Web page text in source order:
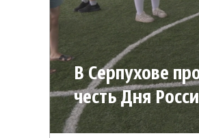
В Серпухове
честь Дня